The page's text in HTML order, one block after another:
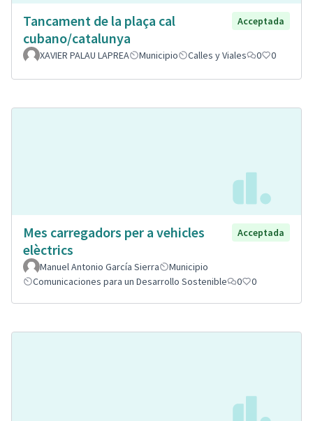
Tancament de la plaça cal
cubano/catalunya
Acceptada
XAVIER PALAU LAPREA Municipio Calles y Viales 0 0
Mes carregadors per a vehicles
elèctrics
Acceptada
Manuel Antonio García Sierra
Municipio
Comunicaciones para un Desarrollo Sostenible
0 0